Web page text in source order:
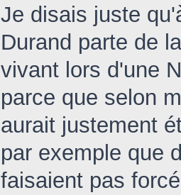
Je disais juste
Durand parte de
vivant lors d'une
parce que selon
aurait justement
par exemple que
faisaient pas